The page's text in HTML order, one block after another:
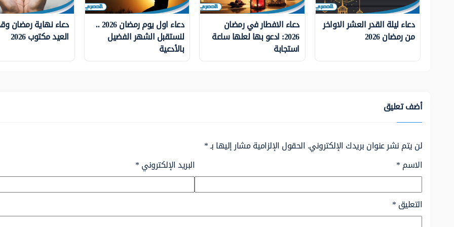
دعاء ليلة القدر العشر الاواخر
من رمضان 2026
دعاء الافطار في رمضان
2026: ادعو بها لعلها ساعة
استجابة
دعاء اول يوم رمضان 2026 ..
لنستقبل الشهر الفضيل
بالأدعية
دعاء نهاية رمضان
العيد مكتوب 2026
أضف تعليق
لن يتم نشر عنوان بريدك الإلكتروني. الحقول الإلزامية مشار إليها بـ*
الاسم* البريد الإلكتروني*
التعليق*